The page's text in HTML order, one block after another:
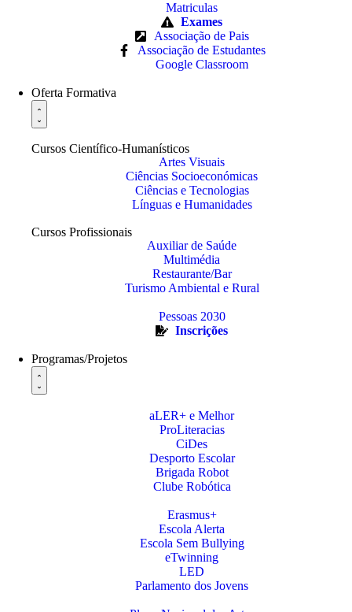
Matriculas
Exames
Associação de Pais
Associação de Estudantes
Google Classroom
Oferta Formativa
Cursos Científico-Humanísticos
Artes Visuais
Ciências Socioeconómicas
Ciências e Tecnologias
Línguas e Humanidades
Cursos Profissionais
Auxiliar de Saúde
Multimédia
Restaurante/Bar
Turismo Ambiental e Rural
Pessoas 2030
Inscrições
Programas/Projetos
aLER+ e Melhor
ProLiteracias
CiDes
Desporto Escolar
Brigada Robot
Clube Robótica
Erasmus+
Escola Alerta
Escola Sem Bullying
eTwinning
LED
Parlamento dos Jovens